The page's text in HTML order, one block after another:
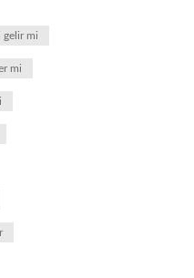
gelir mi
mi